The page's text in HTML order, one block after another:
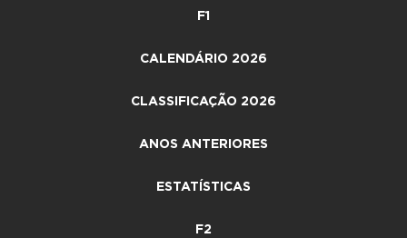
F1
CALENDÁRIO 2026
CLASSIFICAÇÃO 2026
ANOS ANTERIORES
ESTATÍSTICAS
F2